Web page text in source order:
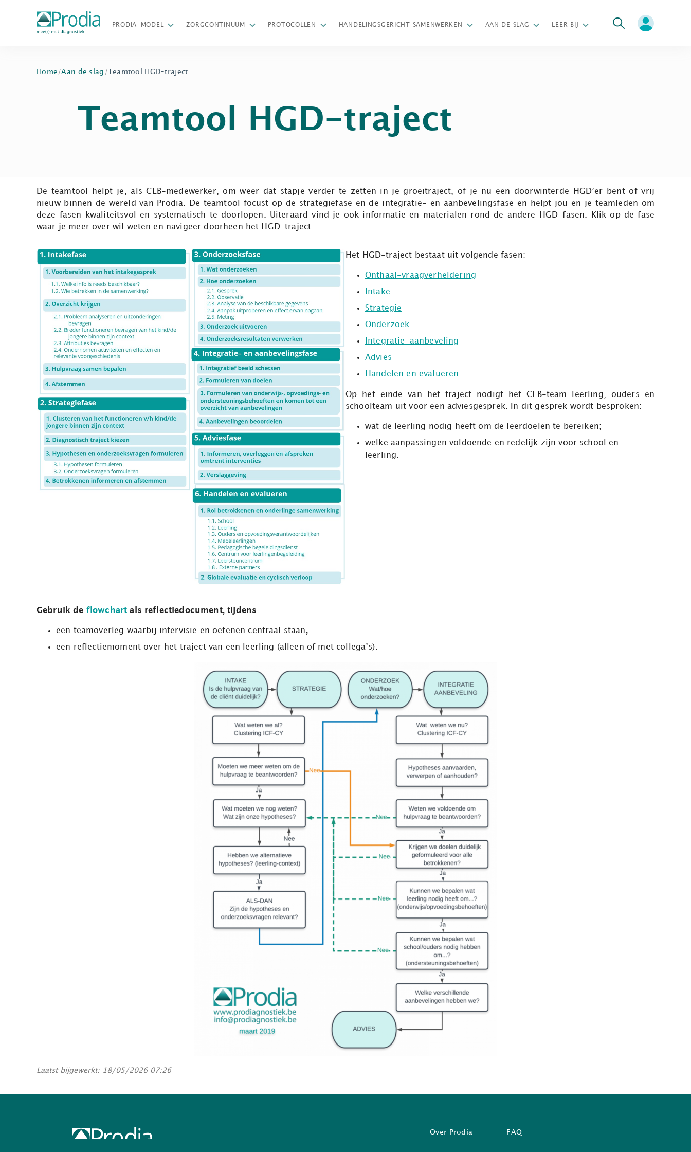
PRODIA-MODEL ZORGCONTINUUM PROTOCOLLEN HANDELINGSGERICHT SAMENWERKEN AAN DE SLAG LEER BIJ
Zoeken
Home /Aan de slag /Teamtool HGD-traject
Teamtool HGD-traject
De teamtool helpt je, als CLB-medewerker, om weer dat stapje verder te zetten in je groeitraject, of je nu een doorwinterde HGD’er bent of vrij
nieuw binnen de wereld van Prodia. De teamtool focust op de strategiefase en de integratie- en aanbevelingsfase en helpt jou en je teamleden om
deze fasen kwaliteitsvol en systematisch te doorlopen. Uiteraard vind je ook informatie en materialen rond de andere HGD-fasen. Klik op de fase
waar je meer over wil weten en navigeer doorheen het HGD-traject.
Het HGD-traject bestaat uit volgende fasen:
Onthaal-vraagverheldering
Intake
Strategie
Onderzoek
Integratie-aanbeveling
Advies
Handelen en evalueren
Op het einde van het traject nodigt het CLB-team leerling, ouders en
schoolteam uit voor een adviesgesprek. In dit gesprek wordt besproken:
wat de leerling nodig heeft om de leerdoelen te bereiken;
welke aanpassingen voldoende en redelijk zijn voor school en
leerling.
Gebruik de flowchart als reflectiedocument, tijdens
een teamoverleg waarbij intervisie en oefenen centraal staan,
een reflectiemoment over het traject van een leerling (alleen of met collega’s).
Laatst bijgewerkt: 18/05/2026 07:26
Over Prodia FAQ